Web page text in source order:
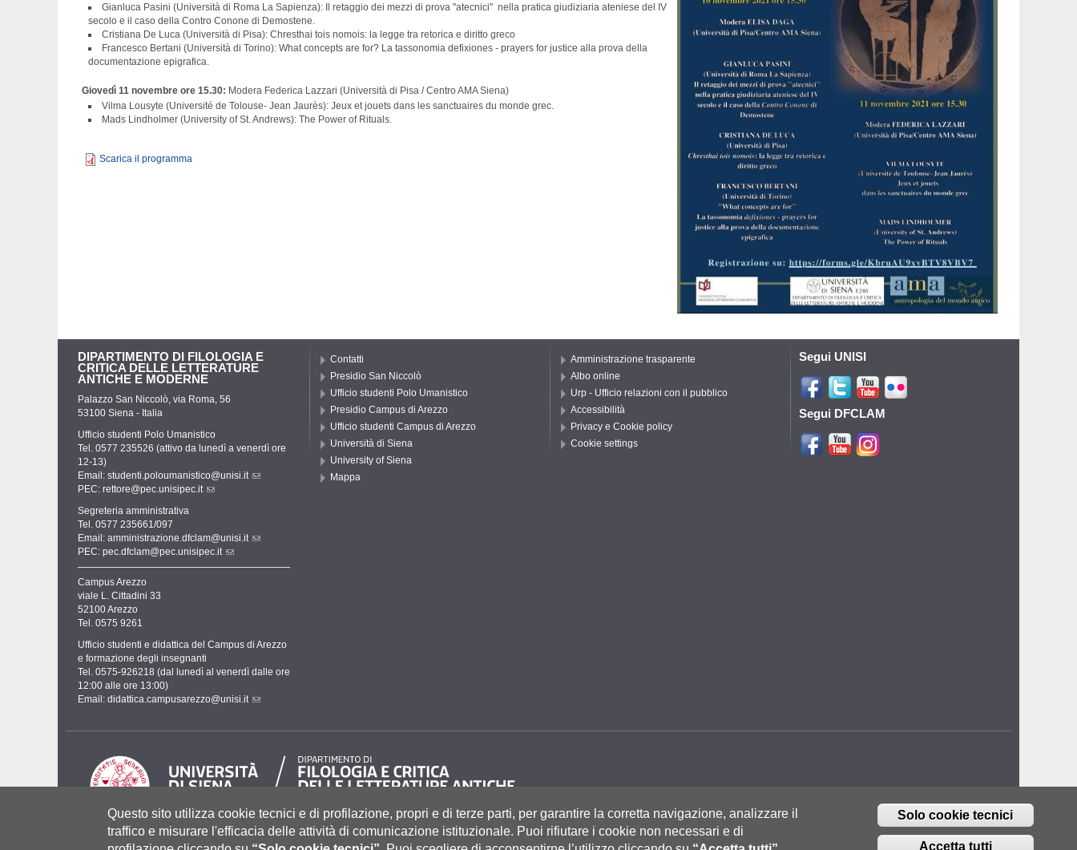
Gianluca Pasini (Università di Roma La Sapienza):
Il retaggio dei mezzi di prova "atecnici" nella pratica giudiziaria ateniese del IV
secolo e il caso della Contro Conone di Demostene.
Cristiana De Luca (Università di Pisa):Chresthai tois nomois: la legge tra retorica e diritto greco
Francesco Bertani (Università di Torino):What concepts are for? La tassonomia defixiones - prayers for justice alla prova della
documentazione epigrafica.
Giovedì 11 novembre ore 15.30: Modera Federica Lazzari (Università di Pisa / Centro AMA Siena)
Vilma Lousyte (Université de Tolouse- Jean Jaurès):Jeux et jouets dans les sanctuaires du monde grec.
Mads Lindholmer (University of St. Andrews):The Power of Rituals.
Scarica il programma
DIPARTIMENTO DI FILOLOGIA E
CRITICA DELLE LETTERATURE
ANTICHE E MODERNE
Palazzo San Niccolò, via Roma, 56
53100 Siena - Italia
Ufficio studenti Polo Umanistico
Tel. 0577 235526 (attivo da lunedì a venerdì ore
12-13)
Email: studenti.poloumanistico@unisi.it
PEC: rettore@pec.unisipec.it
Segreteria amministrativa
Tel. 0577 235661/097
Email: amministrazione.dfclam@unisi.it
PEC: pec.dfclam@pec.unisipec.it
Campus Arezzo
viale L. Cittadini 33
52100 Arezzo
Tel. 0575 9261
Ufficio studenti e didattica del Campus di Arezzo
e formazione degli insegnanti
Tel. 0575-926218 (dal lunedì al venerdì dalle ore
12:00 alle ore 13:00)
Email: didattica.campusarezzo@unisi.it
Contatti
Presidio San Niccolò
Ufficio studenti Polo Umanistico
Presidio Campus di Arezzo
Ufficio studenti Campus di Arezzo
Università di Siena
University of Siena
Mappa
Amministrazione trasparente
Albo online
Urp - Ufficio relazioni con il pubblico
Accessibilità
Privacy e Cookie policy
Cookie settings
Segui UNISI
Segui DFCLAM
Questo sito utilizza cookie tecnici e di profilazione, propri e di terze parti, per garantire la corretta navigazione, analizzare il
traffico e misurare l'efficacia delle attività di comunicazione istituzionale. Puoi rifiutare i cookie non necessari e di
Solo cookie tecnici
Accetta tutti